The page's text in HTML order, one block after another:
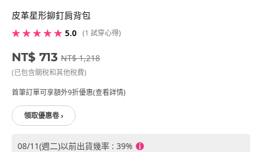
皮革星形鉚釘肩背包
★ ★ ★ ★ ★ 5.0 (1 試穿心得)
NT$ 713 NT$ 1,218
(已包含關稅和其他稅費)
首筆訂單可享額外9折優惠(查看詳情)
領取優惠卷 ›
08/11(週二)以前出貨幾率 : 39%